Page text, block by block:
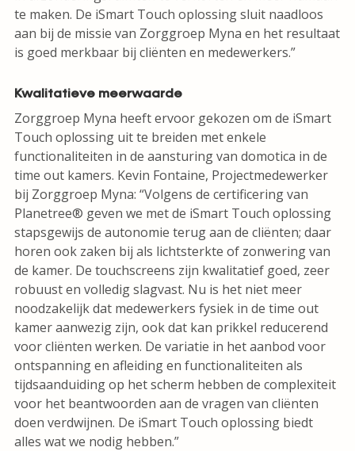
te maken. De iSmart Touch oplossing sluit naadloos
aan bij de missie van Zorggroep Myna en het resultaat
is goed merkbaar bij cliënten en medewerkers.”
Kwalitatieve meerwaarde
Zorggroep Myna heeft ervoor gekozen om de iSmart
Touch oplossing uit te breiden met enkele
functionaliteiten in de aansturing van domotica in de
time out kamers. Kevin Fontaine, Projectmedewerker
bij Zorggroep Myna: “Volgens de certificering van
Planetree® geven we met de iSmart Touch oplossing
stapsgewijs de autonomie terug aan de cliënten; daar
horen ook zaken bij als lichtsterkte of zonwering van
de kamer. De touchscreens zijn kwalitatief goed, zeer
robuust en volledig slagvast. Nu is het niet meer
noodzakelijk dat medewerkers fysiek in de time out
kamer aanwezig zijn, ook dat kan prikkel reducerend
voor cliënten werken. De variatie in het aanbod voor
ontspanning en afleiding en functionaliteiten als
tijdsaanduiding op het scherm hebben de complexiteit
voor het beantwoorden aan de vragen van cliënten
doen verdwijnen. De iSmart Touch oplossing biedt
alles wat we nodig hebben.”